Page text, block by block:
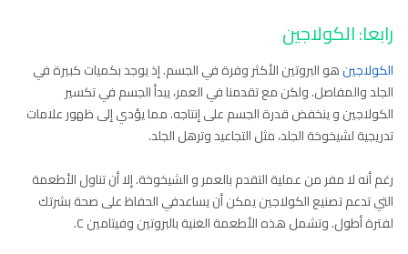
رابعا: الكولاجين
الكولاجينهو البروتين الأكثر وفرة في الجسم. إذ يوجد بكميات كبيرة في
الجلد والمفاصل. ولكن مع تقدمنا في العمر، يبدأ الجسم في تكسير
الكولاجين و ينخفض قدرة الجسم على إنتاجه. مما يؤدي إلى ظهور علامات
تدريجية لشيخوخة الجلد، مثل التجاعيد وترهل الجلد.
رغم أنه لا مفر من عملية التقدم بالعمر و الشيخوخة. إلا أن تناول الأطعمة
التي تدعم تصنيع الكولاجين يمكن أن يساعدفي الحفاظ على صحة بشرتك
لفترة أطول. وتشمل هذه الأطعمة الغنية بالبروتين وفيتامين C.